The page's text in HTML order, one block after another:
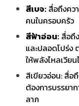
สีเบจ: สื่อถึงคว
คนในครอบครัว
สีฟ้าอ่อน: สื่อถึ
และปลอดโปร่ง
ให้พลังไหลเวีย
สีเขียวอ่อน: สื่อ
ต้องการบรรยา
ลาภ